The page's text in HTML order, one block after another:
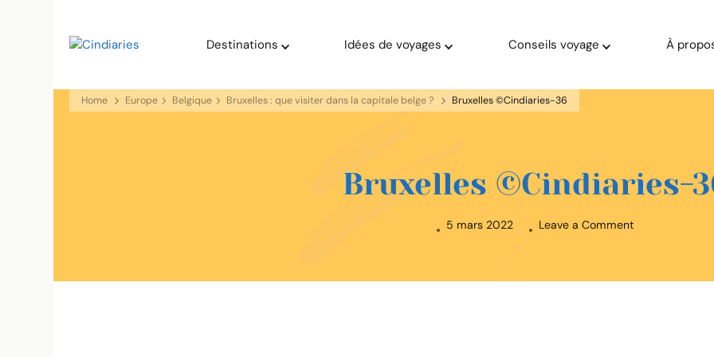
Cindiaries
blog voyage solaire ☀️
Destinations Idées de voyages Conseils voyage À
Home Europe Belgique Bruxelles : que visiter dans la capitale belge ? Bruxelles ©Cindiaries-36
Bruxelles ©Cindiaries-
5 mars 2022 Leave a Comment